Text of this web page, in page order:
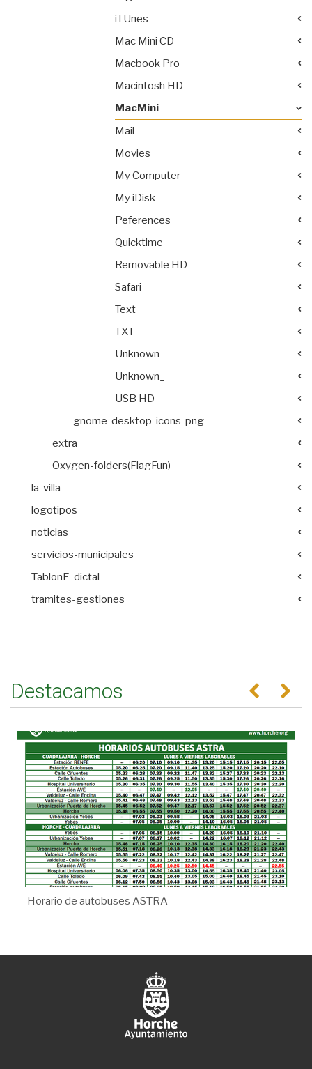
iTUnes
Mac Mini CD
Macbook Pro
Macintosh HD
MacMini
Mail
Movies
My Computer
My iDisk
Peferences
Quicktime
Removable HD
Safari
Text
TXT
Unknown
Unknown_
USB HD
gnome-desktop-icons-png
extra
Oxygen-folders(FlagFun)
la-villa
logotipos
noticias
servicios-municipales
TablonE-dictal
tramites-gestiones
Destacamos Anterior
Horario de autobuses ASTRA